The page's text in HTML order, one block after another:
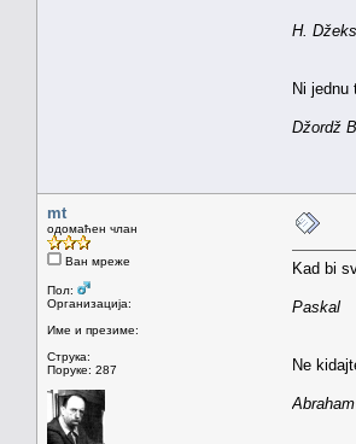
H.
Ni jednu
Džordž
mt
одомаћен члан
Ван мреже
Пол:
Организација:
Име и презиме:
Струка:
Поруке: 287
Kad bi
Paskal
Ne